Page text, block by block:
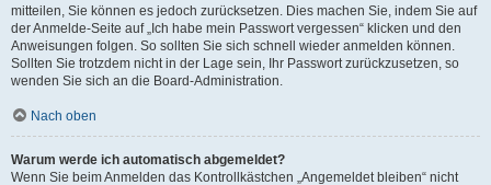
mitteilen, Sie können es jedoch zurücksetzen. Dies machen Sie, indem Sie auf
der Anmelde-Seite auf „Ich habe mein Passwort vergessen“ klicken und den
Anweisungen folgen. So sollten Sie sich schnell wieder anmelden können.
Sollten Sie trotzdem nicht in der Lage sein, Ihr Passwort zurückzusetzen, so
wenden Sie sich an die Board-Administration.
Nach oben
Warum werde ich automatisch abgemeldet?
Wenn Sie beim Anmelden das Kontrollkästchen „Angemeldet bleiben“ nicht